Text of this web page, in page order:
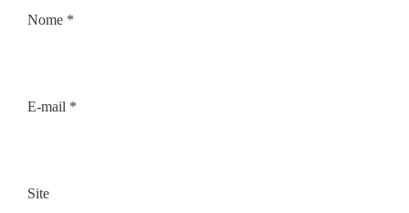
Nome *
E-mail *
Site